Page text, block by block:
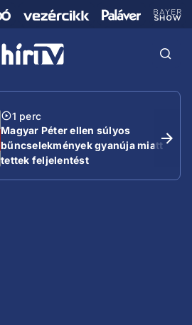
1 perc
Magyar Péter ellen súlyos
bűncselekmények gyanúja miatt
tettek feljelentést